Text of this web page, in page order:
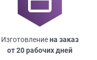
Изготовлениена заказ
от 20 рабочих дней